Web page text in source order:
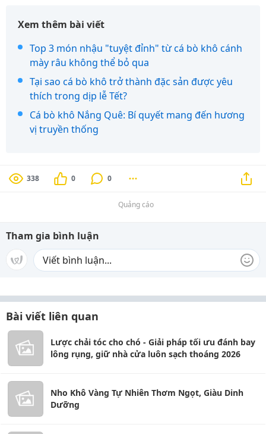
Xem thêm bài viết
Top 3 món nhậu "tuyệt đỉnh" từ cá bò khô cánh
mày râu không thể bỏ qua
Tại sao cá bò khô trở thành đặc sản được yêu
thích trong dịp lễ Tết?
Cá bò khô Nắng Quê: Bí quyết mang đến hương
vị truyền thống
338 0 0
Quảng cáo
Tham gia bình luận
Bài viết liên quan
Lược chải tóc cho chó - Giải pháp tối ưu đánh bay
lông rụng, giữ nhà cửa luôn sạch thoáng 2026
Nho Khô Vàng Tự Nhiên Thơm Ngọt, Giàu Dinh
Dưỡng